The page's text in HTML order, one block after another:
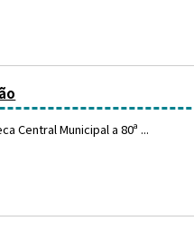
Central Municipal a 80ª ...